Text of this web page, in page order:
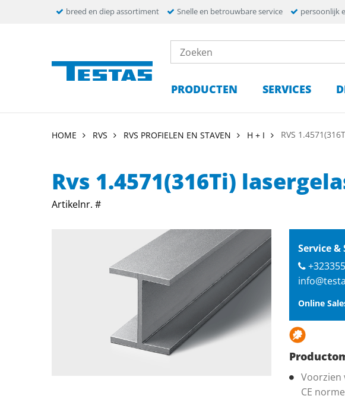
breed en diep assortiment Snelle en betrouwbare service persoonlijk
PRODUCTEN SERVICES
HOME RVS RVS PROFIELEN EN STAVEN H + I RVS
Rvs 1.4571(316Ti)
Artikelnr. #
Service
Online
Voorzien
CE